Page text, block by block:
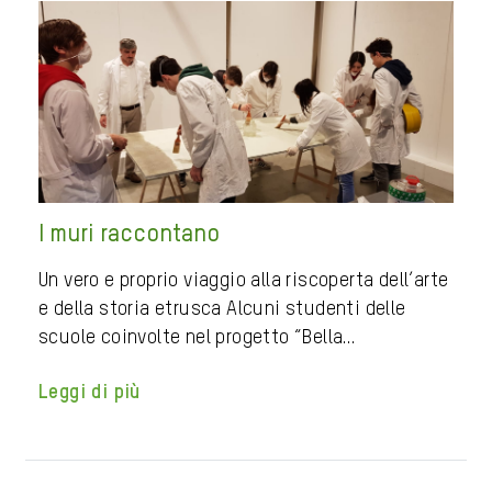
I muri raccontano
Un vero e proprio viaggio alla riscoperta dell’arte
e della storia etrusca Alcuni studenti delle
scuole coinvolte nel progetto “Bella…
Leggi di più